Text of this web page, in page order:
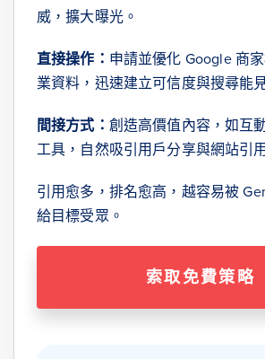
威，擴大曝光。
直接操作： 申請並優化 Google 商
業資料，迅速建立可信度與搜尋能
間接方式： 創造高價值內容，如互
工具，自然吸引用戶分享與網站引
引用愈多，排名愈高，越容易被
給目標受眾。
索取免費策略